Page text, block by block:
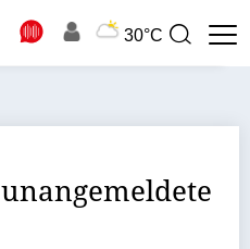
30°C
Suchbegriff
Suche